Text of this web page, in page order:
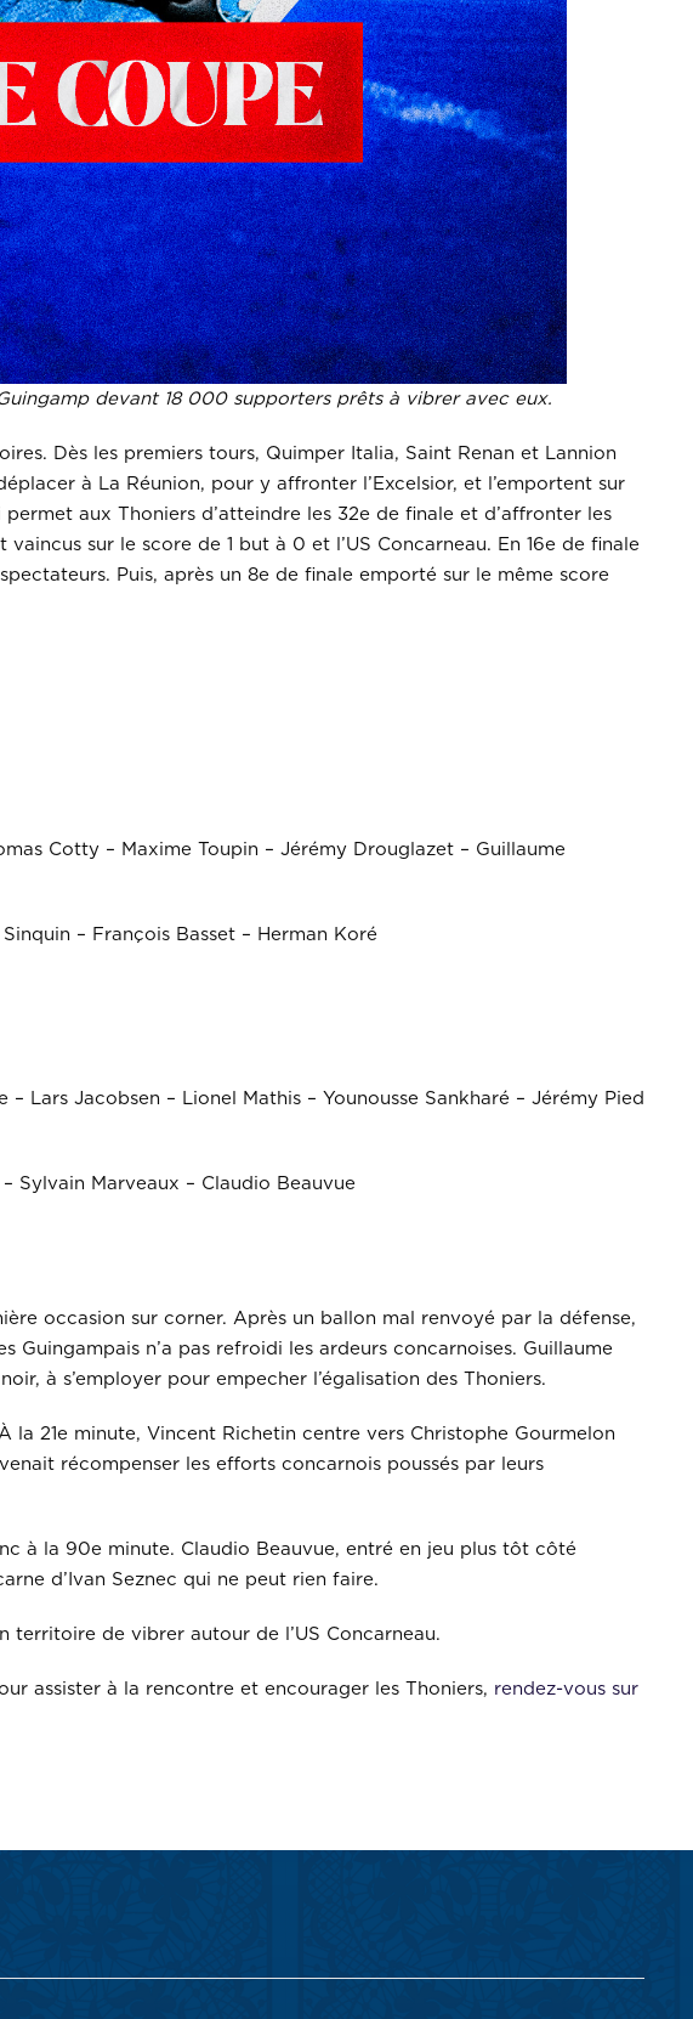
devant 18 000 supporters prêts à vibrer avec eux.
Dès les premiers tours, Quimper Italia, Saint Renan et Lannion
à La Réunion, pour y affronter l’Excelsior, et l’emportent sur
aux Thoniers d’atteindre les 32e de finale et d’affronter les
sur le score de 1 but à 0 et l’US Concarneau. En 16e de finale
Puis, après un 8e de finale emporté sur le même score
Cotty – Maxime Toupin – Jérémy Drouglazet – Guillaume
– François Basset – Herman Koré
Lars Jacobsen – Lionel Mathis – Younousse Sankharé – Jérémy Pied
Sylvain Marveaux – Claudio Beauvue
occasion sur corner. Après un ballon mal renvoyé par la défense,
Guingampais n’a pas refroidi les ardeurs concarnoises. Guillaume
à s’employer pour empecher l’égalisation des Thoniers.
21e minute, Vincent Richetin centre vers Christophe Gourmelon
récompenser les efforts concarnois poussés par leurs
à la 90e minute. Claudio Beauvue, entré en jeu plus tôt côté
d’Ivan Seznec qui ne peut rien faire.
territoire de vibrer autour de l’US Concarneau.
assister à la rencontre et encourager les Thoniers, rendez-vous sur